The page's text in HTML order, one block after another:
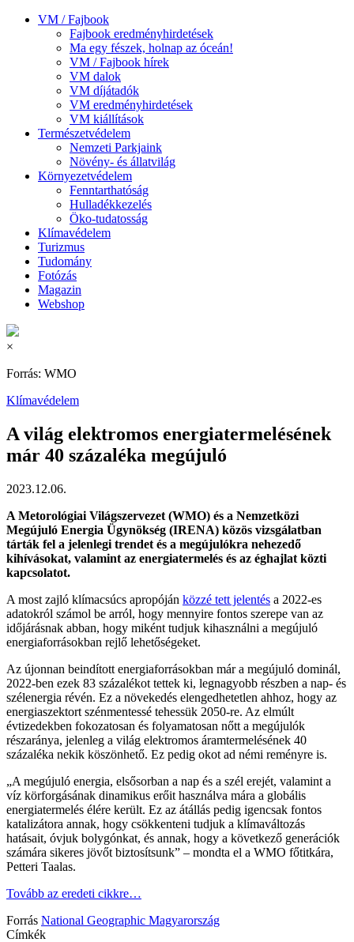
VM / Fajbook
Fajbook eredményhirdetések
Ma egy fészek, holnap az óceán!
VM / Fajbook hírek
VM dalok
VM díjátadók
VM eredményhirdetések
VM kiállítások
Természetvédelem
Nemzeti Parkjaink
Növény- és állatvilág
Környezetvédelem
Fenntarthatóság
Hulladékkezelés
Öko-tudatosság
Klímavédelem
Turizmus
Tudomány
Fotózás
Magazin
Webshop
×
Forrás: WMO
Klímavédelem
A világ elektromos energiatermelésének
már 40 százaléka megújuló
2023.12.06.
A Metorológiai Világszervezet (WMO) és a Nemzetközi
Megújuló Energia Ügynökség (IRENA) közös vizsgálatban
tárták fel a jelenlegi trendet és a megújulókra nehezedő
kihívásokat, valamint az energiatermelés és az éghajlat közti
kapcsolatot.
A most zajló klímacsúcs apropóján közzé tett jelentés a 2022-es
adatokról számol be arról, hogy mennyire fontos szerepe van az
időjárásnak abban, hogy miként tudjuk kihasználni a megújuló
energiaforrásokban rejlő lehetőségeket.
Az újonnan beindított energiaforrásokban már a megújuló dominál,
2022-ben ezek 83 százalékot tettek ki, legnagyobb részben a nap- és
szélenergia révén. Ez a növekedés elengedhetetlen ahhoz, hogy az
energiaszektort szénmentessé tehessük 2050-re. Az elmúlt
évtizedekben fokozatosan és folyamatosan nőtt a megújulók
részaránya, jelenleg a világ elektromos áramtermelésének 40
százaléka nekik köszönhető. Ez pedig okot ad némi reményre is.
„A megújuló energia, elsősorban a nap és a szél erejét, valamint a
víz körforgásának dinamikus erőit használva mára a globális
energiatermelés élére került. Ez az átállás pedig igencsak fontos
katalizátora annak, hogy csökkenteni tudjuk a klímaváltozás
hatásait, óvjuk bolygónkat, és annak, hogy a következő generációk
számára sikeres jövőt biztosítsunk” – mondta el a WMO főtitkára,
Petteri Taalas.
Tovább az eredeti cikkre…
Forrás National Geographic Magyarország
Címkék